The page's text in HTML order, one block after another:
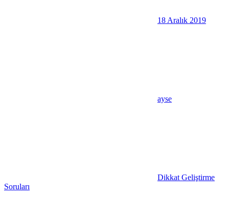
18 Aralık 2019
ayse
Dikkat Geliştirme
Soruları